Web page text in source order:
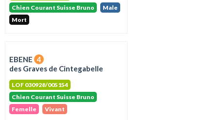
Chien Courant Suisse Bruno
Male
Mort
EBENE 4
des Graves de Cintegabelle
LOF 030928/005154
Chien Courant Suisse Bruno
Femelle
Vivant